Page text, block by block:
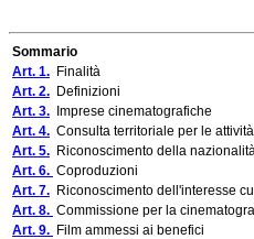
Sommario
Art. 1. Finalità
Art. 2. Definizioni
Art. 3. Imprese cinematografiche
Art. 4. Consulta territoriale per le
Art. 5. Riconoscimento della
Art. 6. Coproduzioni
Art. 7. Riconoscimento dell'interesse
Art. 8. Commissione per la
Art. 9. Film ammessi ai benefici